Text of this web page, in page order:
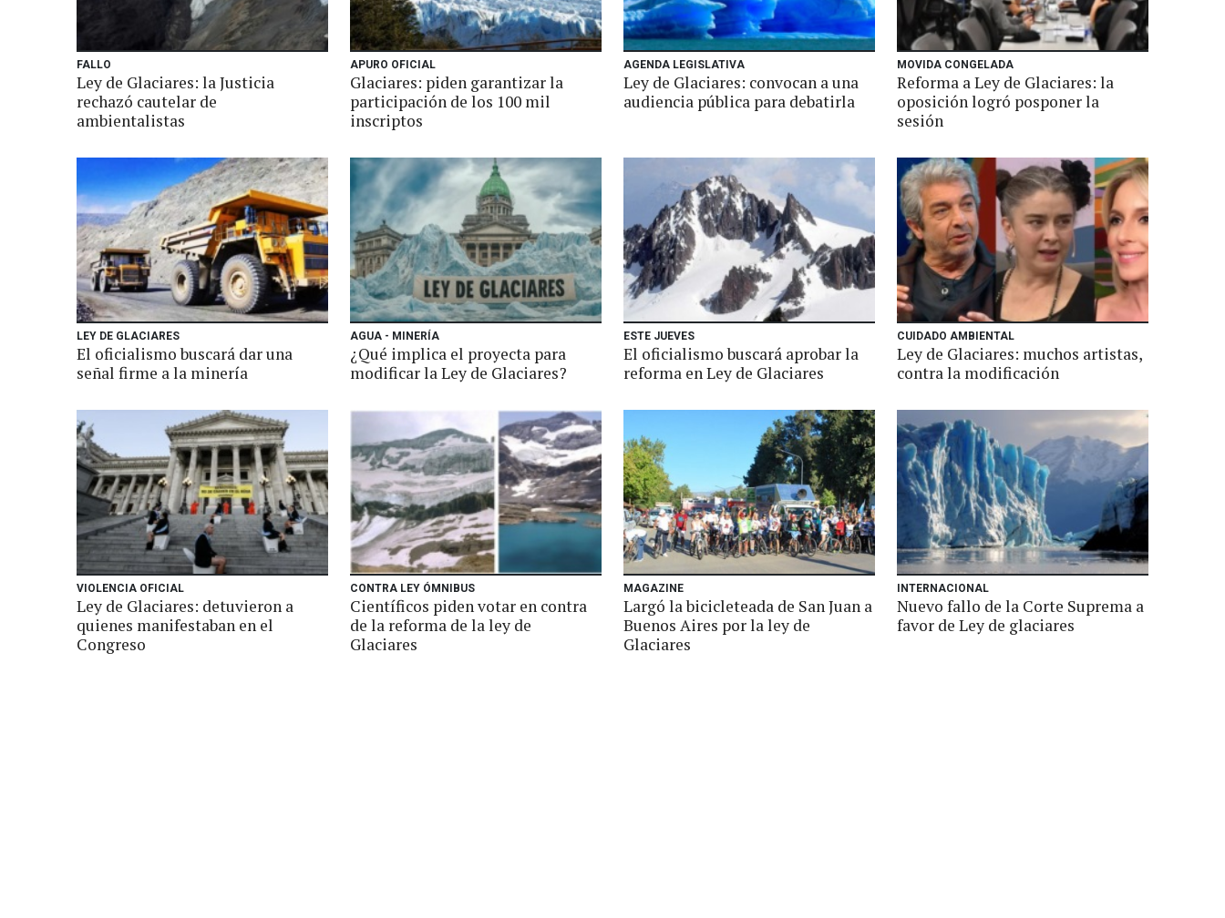
FALLO
Ley de Glaciares: la Justicia
rechazó cautelar de
ambientalistas
APURO OFICIAL
Glaciares: piden garantizar la
participación de los 100 mil
inscriptos
AGENDA LEGISLATIVA
Ley de Glaciares: convocan a una
audiencia pública para debatirla
MOVIDA CONGELADA
Reforma a Ley de Glaciares: la
oposición logró posponer la
sesión
LEY DE GLACIARES
El oficialismo buscará dar una
señal firme a la minería
AGUA - MINERÍA
¿Qué implica el proyecta para
modificar la Ley de Glaciares?
ESTE JUEVES
El oficialismo buscará aprobar la
reforma en Ley de Glaciares
CUIDADO AMBIENTAL
Ley de Glaciares: muchos artistas,
contra la modificación
VIOLENCIA OFICIAL
Ley de Glaciares: detuvieron a
quienes manifestaban en el
Congreso
CONTRA LEY ÓMNIBUS
Científicos piden votar en contra
de la reforma de la ley de
Glaciares
MAGAZINE
Largó la bicicleteada de San Juan a
Buenos Aires por la ley de
Glaciares
INTERNACIONAL
Nuevo fallo de la Corte Suprema a
favor de Ley de glaciares